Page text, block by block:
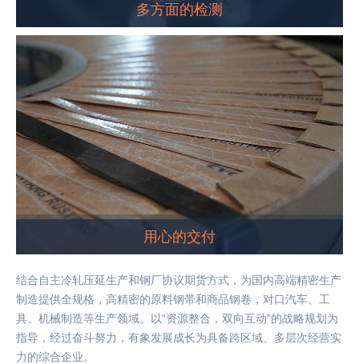
多方面的检测
用心的交付
结合自主冷轧压延生产和钢厂协议期货方式，为国内高端精密生产
制造提供全规格，高精密的原料钢带和商品钢卷，对口汽车、工
具、机械制造等生产领域。以“资源整合，双向互动”的战略规划为
指导，经过奋斗努力，有象发展成长为具备跨区域、多层次经营实
力的综合企业。